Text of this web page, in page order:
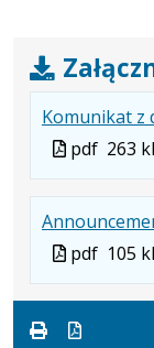
Komunikat z
Plik
pdf 263
Plik
formacie
pdf 105